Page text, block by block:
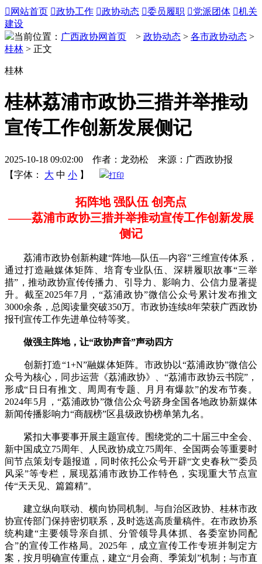
 网站首页 政协工作 政协动态 委员履职 党派团体 机关
建设
当前位置： 广西政协网首页 > 政协动态 > 各市政协动态 >
桂林 > 正文
桂林
桂林荔浦市政协三措并举推动
宣传工作创新发展侧记
2025-10-18 09:02:00 作者：龙劲松 来源：广西政协报
【字体：
大 中 小 】 打印
拓阵地 强队伍 创亮点
——荔浦市政协三措并举推动宣传工作创新发展
侧记
荔浦市政协创新构建“阵地—队伍—内容”三维宣传体系，
通过打造融媒体矩阵、培育专业队伍、深耕履职故事“三举
措”，推动政协宣传传播力、引导力、影响力、公信力显著提
升。截至2025年7月，“荔浦政协”微信公众号累计发布推文
3000余条，总阅读量突破350万。市政协连续8年荣获广西政协
报刊宣传工作先进单位特等奖。
做强主阵地，让“政协声音”声动四方
创新打造“1+N”融媒体矩阵。市政协以“荔浦政协”微信公
众号为核心，同步运营《荔浦政协》、“荔浦市政协云书院”，
形成“日日有推文、周周有专题、月月有爆款”的发布节奏。
2024年5月，“荔浦政协”微信公众号跻身全国各地政协新媒体
新闻传播影响力“商靓榜”区县级政协榜单第九名。
紧扣大事要事开展主题宣传。围绕党的二十届三中全会、
新中国成立75周年、人民政协成立75周年、全国两会等重要时
间节点策划专题报道，同时依托公众号开辟“文史春秋”“委员
风采”等专栏，展现荔浦市政协工作特色，实现重大节点宣
传“天天见、篇篇精”。
建立纵向联动、横向协同机制。与自治区政协、桂林市政
协宣传部门保持密切联系，及时选送高质量稿件。在市政协系
统构建“主要领导亲自抓、分管领导具体抓、各委室协同配
合”的宣传工作格局。2025年，成立宣传工作专班并制定方
案，按月明确宣传重点，建立“月会商、季策划”机制；与市直